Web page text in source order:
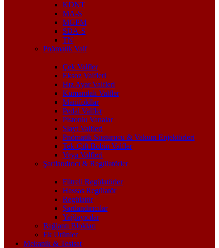
KDNT
MA-S
MGPM
SDA-S
TN
Pnömatik Valf
Çek Valfler
Eksoz Valfleri
Hız Ayar Valfleri
Kumandalı Valfler
Manifoldlar
Pedal Valfler
Pistonlu Vanalar
Slayt Valfleri
Pnömatik Susturucu & Vakum Enjektörleri
Tek-Çift Bobin Valfler
Veya Valfleri
Şartlandırıcı & Regülatörler
Filtreli Regülatörler
Hassas Regülatör
Regülatör
Şartlandırıcılar
Yağlayıcılar
Bağlantı Blokları
Ek Ürünler
Mekanik & Tesisat